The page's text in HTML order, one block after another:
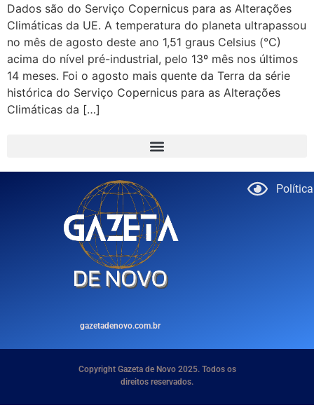
Dados são do Serviço Copernicus para as Alterações
Climáticas da UE. A temperatura do planeta ultrapassou
no mês de agosto deste ano 1,51 graus Celsius (°C)
acima do nível pré-industrial, pelo 13º mês nos últimos
14 meses. Foi o agosto mais quente da Terra da série
histórica do Serviço Copernicus para as Alterações
Climáticas da […]
gazetadenovo.com.br
Copyright Gazeta de Novo 2025. Todos os
direitos reservados.